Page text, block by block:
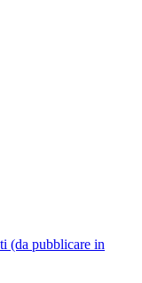
(da pubblicare in